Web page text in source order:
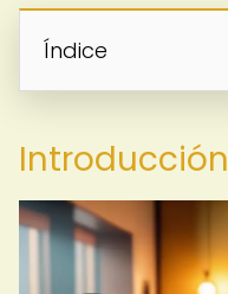
Índice
Introducción